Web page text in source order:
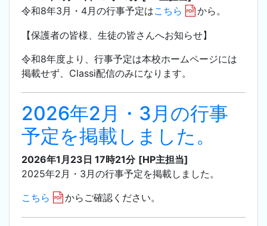
令和8年3月・4月の行事予定はこちら から。
【保護者の皆様、生徒の皆さんへお知らせ】
令和8年度より、行事予定は本校ホームページには
掲載せず、Classi配信のみになります。
2026年2月・3月の行事
予定を掲載しました。
2026年1月23日 17時21分 [HP主担当]
2025年2月・3月の行事予定を掲載しました。
こちら
からご確認ください。